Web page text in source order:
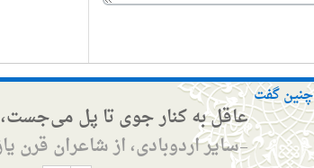
چنین گفت
عاقل به کنار جوی تا پل
—سایر اردوبادی، از شاعران قرن